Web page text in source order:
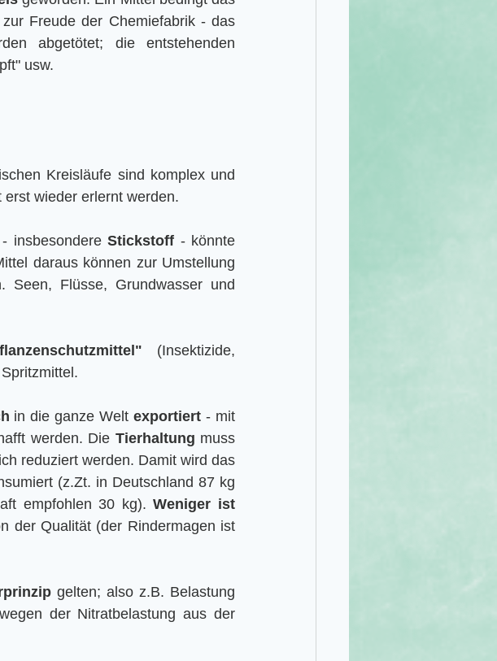
Freude der Chemiefabrik - das
abgetötet; die entstehenden
usw.
Kreisläufe sind komplex und
wieder erlernt werden.
- insbesondere Stickstoff - könnte
daraus können zur Umstellung
Seen, Flüsse, Grundwasser und
(Insektizide,
in die ganze Welt exportiert - mit
werden. Die Tierhaltung muss
reduziert werden. Damit wird das
(z.Zt. in Deutschland 87 kg
empfohlen 30 kg). Weniger ist
der Qualität (der Rindermagen ist
gelten; also z.B. Belastung
der Nitratbelastung aus der